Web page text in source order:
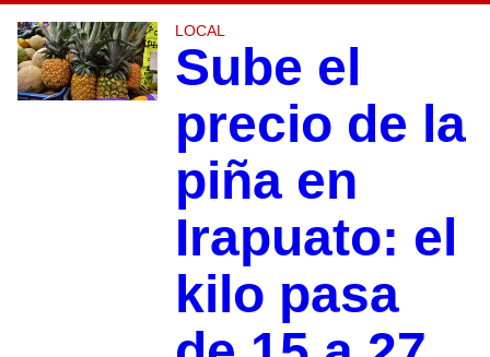
LOCAL
Sube el
precio de la
piña en
Irapuato: el
kilo pasa